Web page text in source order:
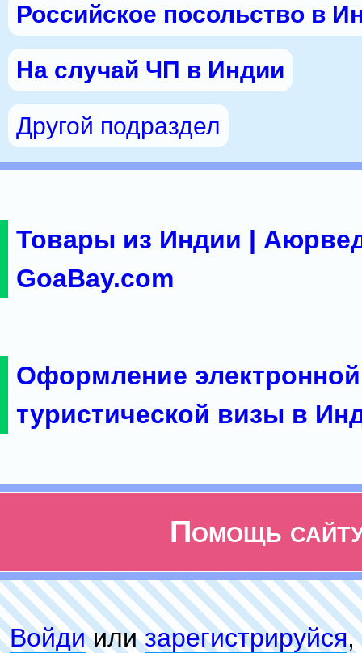
Российское посольство в
На случай ЧП в Индии
Другой подраздел
Товары из Индии |
GoaBay.com
Оформление электронной
туристической визы в
Помощь
Войдиилизарeгиcтpируйся,